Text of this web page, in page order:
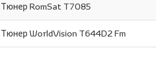
Тюнер RomSat T7085
Тюнер WorldVision T644D2 Fm